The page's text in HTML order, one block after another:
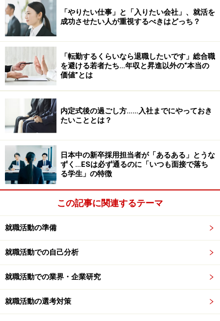
い。
「やりたい仕事」と「入りたい会社」、就活を
成功させたい人が重視するべきはどっち？
「転勤するくらいなら退職したいです」総合職
を避ける若者たち…年収と昇進以外の“本当の
価値”とは
内定式後の過ごし方……入社までにやっておき
たいこととは？
日本中の新卒採用担当者が「あるある」とうな
ずく…ESは必ず通るのに「いつも面接で落ち
る学生」の特徴
この記事に関連するテーマ
就職活動の準備
就職活動での自己分析
就職活動での業界・企業研究
就職活動の選考対策